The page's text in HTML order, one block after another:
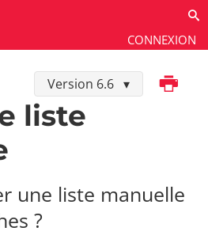
CONNEXION
Version 6.6Imprimer
→Listes manuelles
liste
une liste manuelle
?